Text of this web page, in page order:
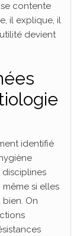
contente
il explique, il
devient
identifié
disciplines
si elles
On